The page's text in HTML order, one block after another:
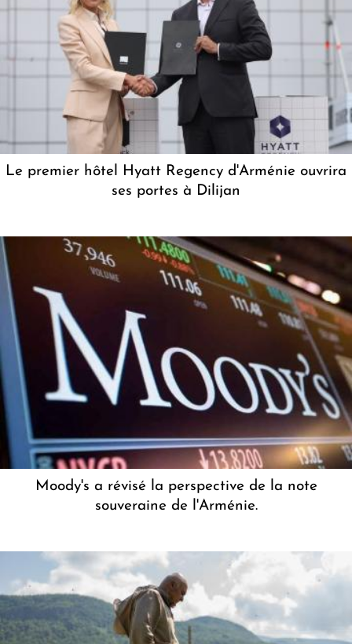
Le premier hôtel Hyatt Regency d'Arménie ouvrira
ses portes à Dilijan
Moody's a révisé la perspective de la note
souveraine de l'Arménie.